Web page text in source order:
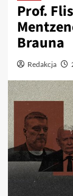
Prof.
Brauna
Redakcja